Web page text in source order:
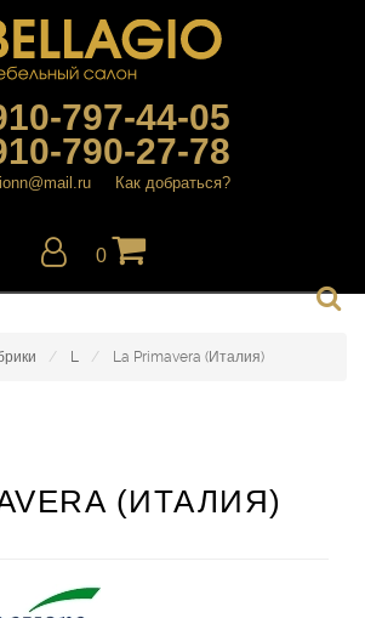
797-44-05
790-27-78
Как добраться?
0
L La Primavera (Италия)
(ИТАЛИЯ)